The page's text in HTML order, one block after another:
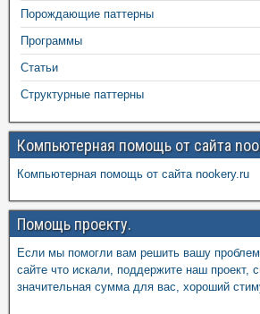
Порождающие паттерны
Программы
Статьи
Структурные паттерны
Компьютерная помощь от сайта
Компьютерная помощь от сайта nookery.ru
Помощь проекту.
Если мы помогли вам решить вашу
сайте что искали, поддержите наш проект,
значительная сумма для вас, хороший